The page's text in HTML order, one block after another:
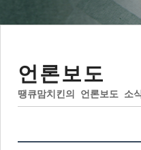
떡볶이
사이드
매장찾기
고객의 소리
창업안내
창업 비용
자주하는 질문
회사 경쟁력
FAMILY(점주코너)
언론보도
땡큐맘치킨의 언론보도 소